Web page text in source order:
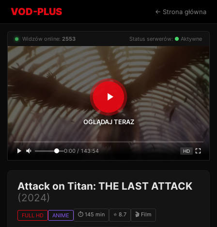
VOD-PLUS ← Strona główna
Widzów online: 2553 Status serwerów: ● Aktywne
OGLĄDAJ TERAZ
0:00 / 143:54 HD
Attack on Titan: THE LAST ATTACK
(2024)
FULL HD ANIME ⏱ 145 min ⭐ 8.7 🎬 Film